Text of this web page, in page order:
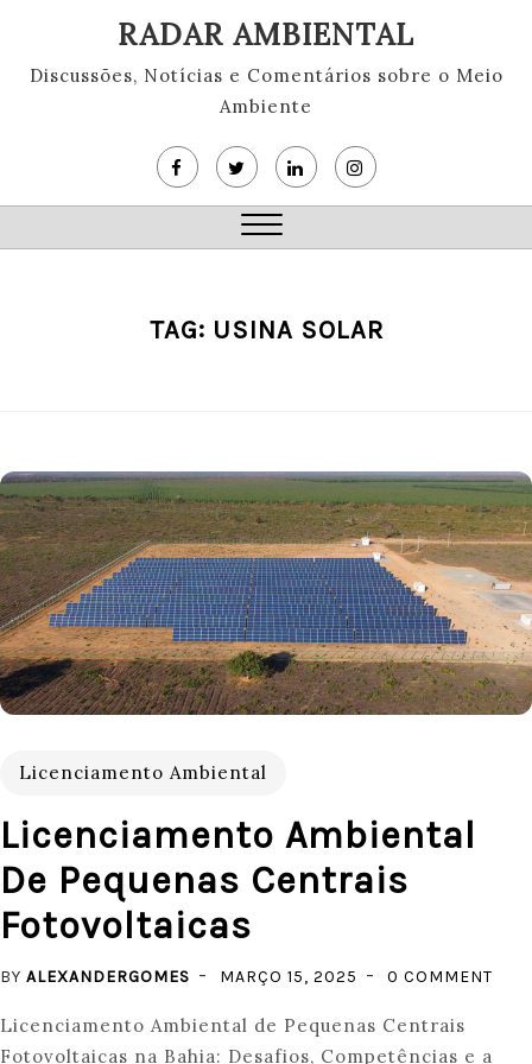
content
RADAR AMBIENTAL
Discussões, Notícias e Comentários sobre o Meio
Ambiente
Close
TAG: USINA SOLAR
Licenciamento Ambiental
Licenciamento Ambiental
De Pequenas Centrais
Fotovoltaicas
BY ALEXANDERGOMES MARÇO 15, 2025 0 COMMENT
Licenciamento Ambiental de Pequenas Centrais
Fotovoltaicas na Bahia: Desafios, Competências e a